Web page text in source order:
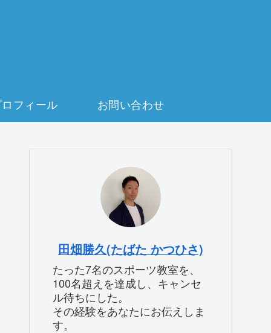
フィール お問い合わせ
田畑勝久(たばた かつひさ)
たった7名のスポーツ教室を、
100名超えを達成し、キャンセ
ル待ちにした。
その経験をあなたにお伝えしま
す。